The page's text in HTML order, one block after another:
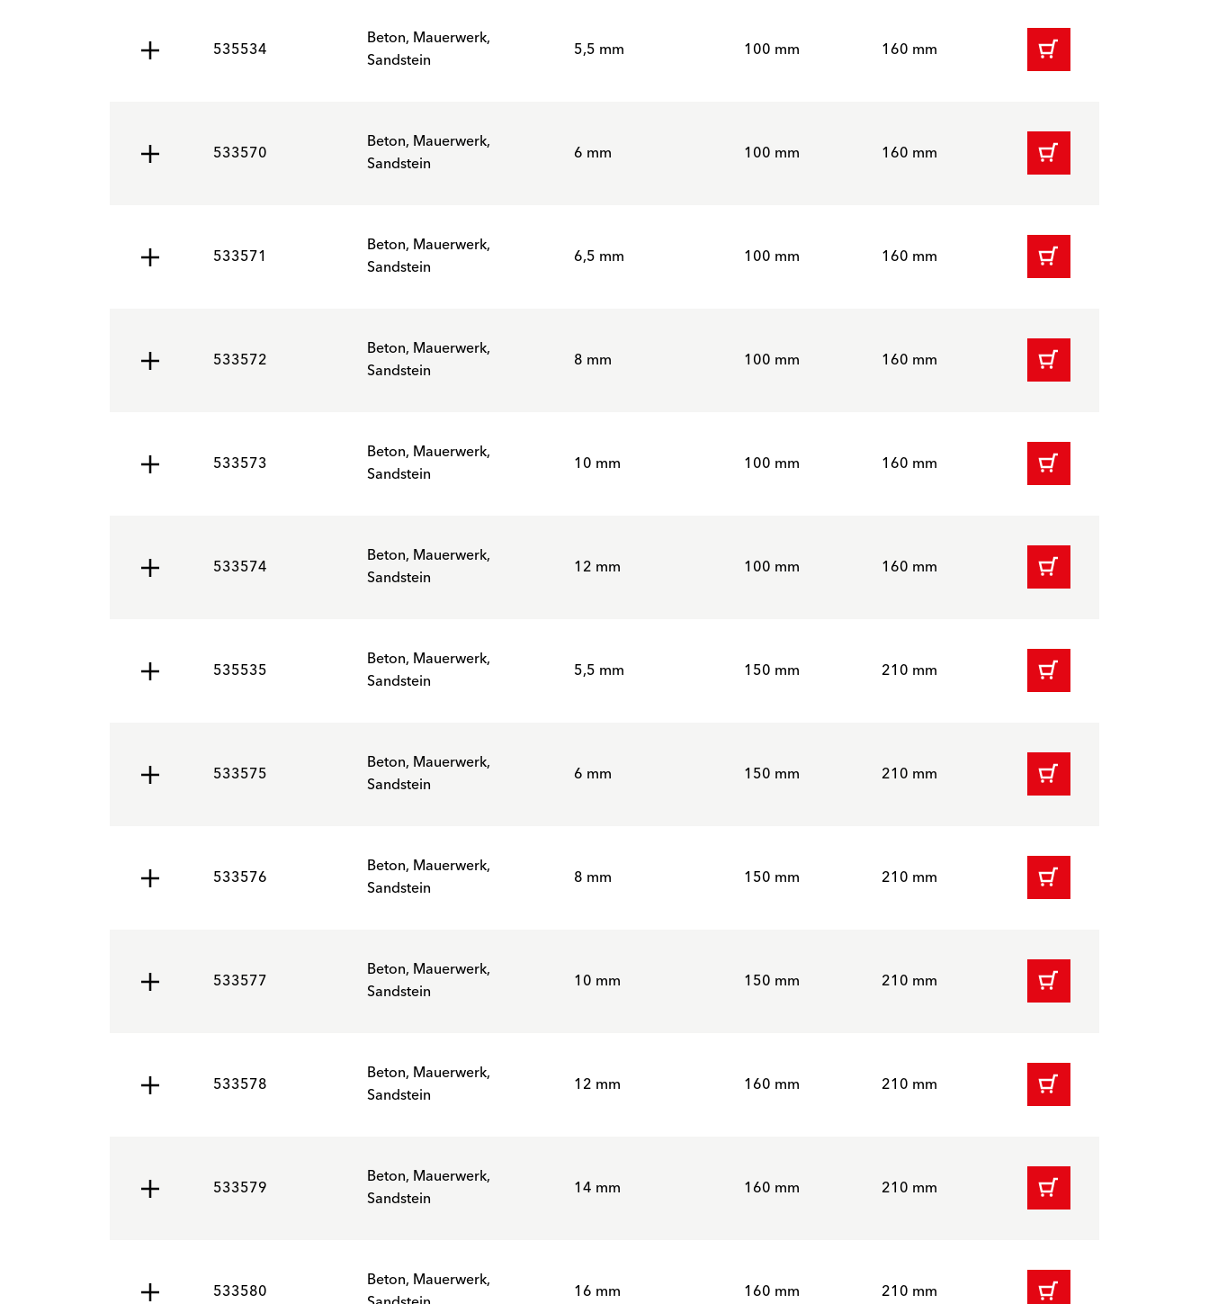
535534
Beton, Mauerwerk,
Sandstein
5,5 mm 100 mm 160 mm
533570
Beton, Mauerwerk,
Sandstein
6 mm 100 mm 160 mm
533571
Beton, Mauerwerk,
Sandstein
6,5 mm 100 mm 160 mm
533572
Beton, Mauerwerk,
Sandstein
8 mm 100 mm 160 mm
533573
Beton, Mauerwerk,
Sandstein
10 mm 100 mm 160 mm
533574
Beton, Mauerwerk,
Sandstein
12 mm 100 mm 160 mm
535535
Beton, Mauerwerk,
Sandstein
5,5 mm 150 mm 210 mm
533575
Beton, Mauerwerk,
Sandstein
6 mm 150 mm 210 mm
533576
Beton, Mauerwerk,
Sandstein
8 mm 150 mm 210 mm
533577
Beton, Mauerwerk,
Sandstein
10 mm 150 mm 210 mm
533578
Beton, Mauerwerk,
Sandstein
12 mm 160 mm 210 mm
533579
Beton, Mauerwerk,
Sandstein
14 mm 160 mm 210 mm
533580
Beton, Mauerwerk,
16 mm 160 mm 210 mm